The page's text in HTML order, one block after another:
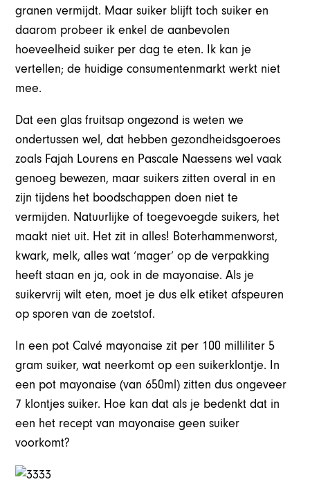
granen vermijdt. Maar suiker blijft toch suiker en
daarom probeer ik enkel de aanbevolen
hoeveelheid suiker per dag te eten. Ik kan je
vertellen; de huidige consumentenmarkt werkt niet
mee.
Dat een glas fruitsap ongezond is weten we
ondertussen wel, dat hebben gezondheidsgoeroes
zoals Fajah Lourens en Pascale Naessens wel vaak
genoeg bewezen, maar suikers zitten overal in en
zijn tijdens het boodschappen doen niet te
vermijden. Natuurlijke of toegevoegde suikers, het
maakt niet uit. Het zit in alles! Boterhammenworst,
kwark, melk, alles wat ‘mager’ op de verpakking
heeft staan en ja, ook in de mayonaise. Als je
suikervrij wilt eten, moet je dus elk etiket afspeuren
op sporen van de zoetstof.
In een pot Calvé mayonaise zit per 100 milliliter 5
gram suiker, wat neerkomt op een suikerklontje. In
een pot mayonaise (van 650ml) zitten dus ongeveer
7 klontjes suiker. Hoe kan dat als je bedenkt dat in
een het recept van mayonaise geen suiker
voorkomt?